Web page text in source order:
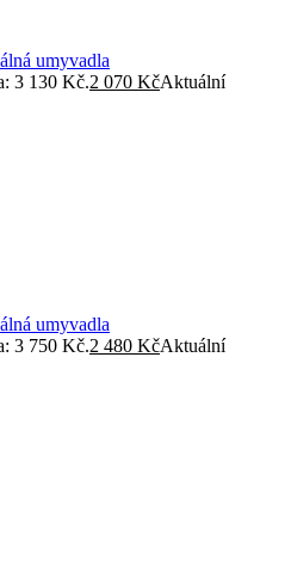
umyvadla
3 130 Kč.2 070 KčAktuální
umyvadla
3 750 Kč.2 480 KčAktuální